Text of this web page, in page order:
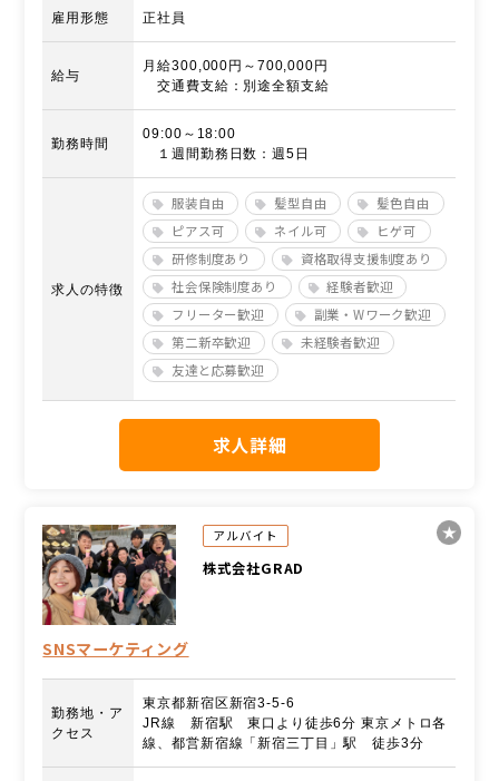
雇用形態 正社員
給与
月給300,000円～700,000円
交通費支給：別途全額支給
勤務時間
09:00～18:00
１週間勤務日数：週5日
求人の特徴
服装自由 髪型自由
髪色自由
ピアス可
ネイル可
ヒゲ可
研修制度あり
資格取得支援制度あり
社会保険制度あり
経験者歓迎
フリーター歓迎
副業・Wワーク歓迎
第二新卒歓迎
未経験者歓迎
友達と応募歓迎
求人詳細
アルバイト
株式会社GRAD
SNSマーケティング
勤務地・ア
クセス
東京都新宿区新宿3-5-6
JR線 新宿駅 東口より徒歩6分 東京メトロ各
線、都営新宿線「新宿三丁目」駅 徒歩3分